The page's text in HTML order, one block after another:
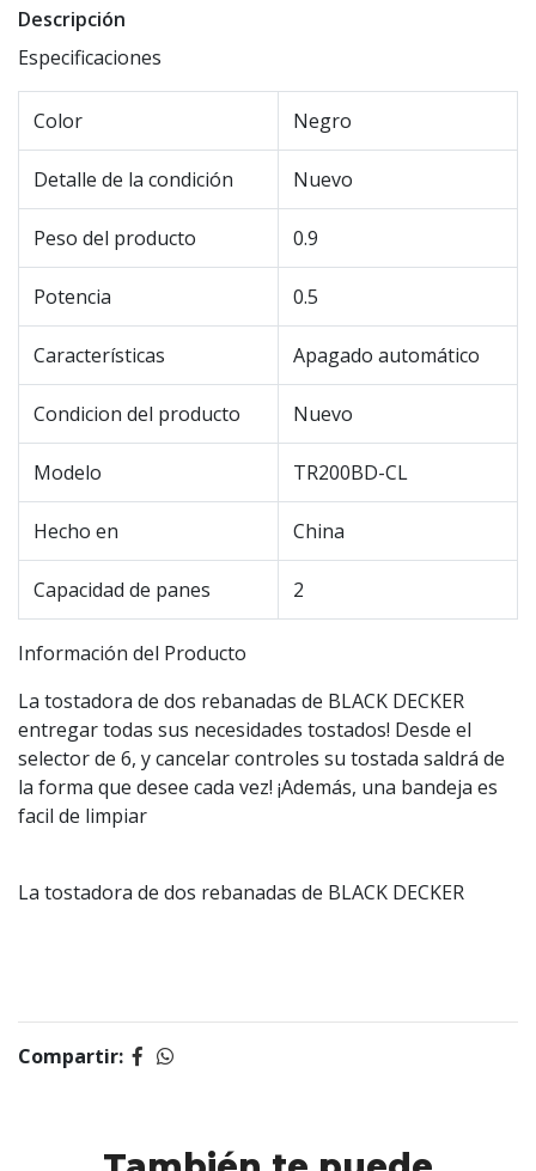
Descripción
Especificaciones
Color Negro
Detalle de la condición Nuevo
Peso del producto 0.9
Potencia 0.5
Características Apagado automático
Condicion del producto Nuevo
Modelo TR200BD-CL
Hecho en China
Capacidad de panes 2
Información del Producto
La tostadora de dos rebanadas de BLACK DECKER
entregar todas sus necesidades tostados! Desde el
selector de 6, y cancelar controles su tostada saldrá de
la forma que desee cada vez! ¡Además, una bandeja es
facil de limpiar
La tostadora de dos rebanadas de BLACK DECKER
Compartir: